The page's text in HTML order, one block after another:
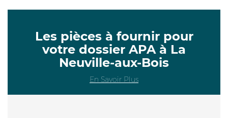
Les pièces à fournir pour
votre dossier APA à La
Neuville-aux-Bois
En Savoir Plus